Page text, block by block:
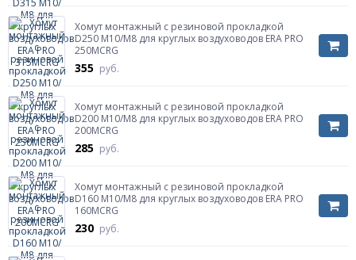
Хомут монтажный с резиновой прокладкой
D250 М10/М8 для круглых воздуховодов ERA PRO
250MCRG
355 руб.
Хомут монтажный с резиновой прокладкой
D200 М10/М8 для круглых воздуховодов ERA PRO
200MCRG
285 руб.
Хомут монтажный с резиновой прокладкой
D160 М10/М8 для круглых воздуховодов ERA PRO
160MCRG
230 руб.